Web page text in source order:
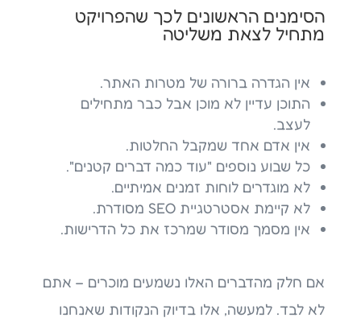
הסימנים הראשונים לכך שהפרויקט
מתחיל לצאת משליטה
אין הגדרה ברורה של מטרות האתר.
התוכן עדיין לא מוכן אבל כבר מתחילים
לעצב.
אין אדם אחד שמקבל החלטות.
כל שבוע נוספים "עוד כמה דברים קטנים".
לא מוגדרים לוחות זמנים אמיתיים.
לא קיימת אסטרטגיית SEO מסודרת.
אין מסמך מסודר שמרכז את כל הדרישות.
אם חלק מהדברים האלו נשמעים מוכרים – אתם
לא לבד. למעשה, אלו בדיוק הנקודות שאנחנו